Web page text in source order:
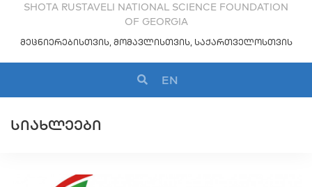
SHOTA RUSTAVELI NATIONAL SCIENCE FOUNDATION
OF GEORGIA
ᲛᲔᲪᲜᲘᲔᲠᲔᲑᲘᲡᲗᲕᲘᲡ, ᲛᲝᲛᲐᲕᲚᲘᲡᲗᲕᲘᲡ, ᲡᲐᲥᲐᲠᲗᲕᲔᲚᲝᲡᲗᲕᲘᲡ
EN
ᲡᲘᲐᲮᲚᲔᲔᲑᲘ